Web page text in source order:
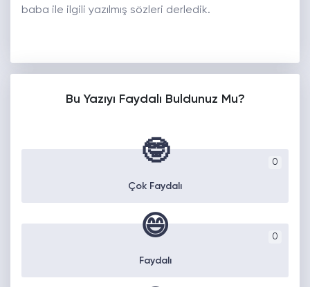
baba ile ilgili yazılmış sözleri derledik.
Bu Yazıyı Faydalı Buldunuz Mu?
0
🤓
Çok Faydalı
0
😄
Faydalı